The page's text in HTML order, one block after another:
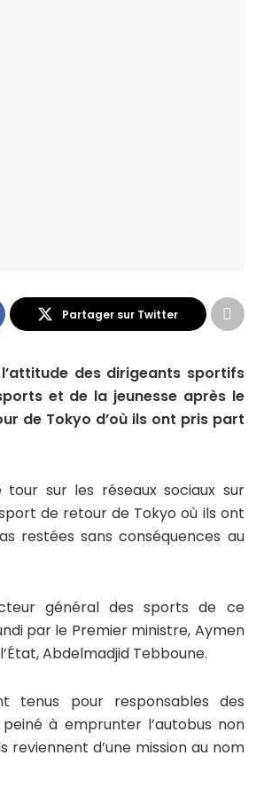
Partager sur Twitter
des dirigeants sportifs
et de la jeunesse après le
de Tokyo d’où ils ont pris part
sur les réseaux sociaux sur
de retour de Tokyo où ils ont
restées sans conséquences au
général des sports de ce
par le Premier ministre, Aymen
Abdelmadjid Tebboune.
tenus pour responsables des
à emprunter l’autobus non
reviennent d’une mission au nom